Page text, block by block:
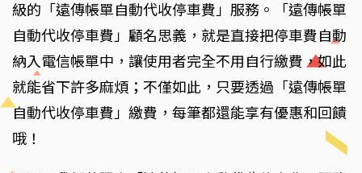
級的「遠傳帳單自動代收停車費」服務。「遠傳帳單
自動代收停車費」顧名思義，就是直接把停車費自動
納入電信帳單中，讓使用者完全不用自行繳費，如此
就能省下許多麻煩；不僅如此，只要透過「遠傳帳單
自動代收停車費」繳費，每筆都還能享有優惠和回饋
哦！